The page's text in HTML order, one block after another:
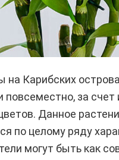
Карибских
за счет
Данное
по целому ряду
могут быть как